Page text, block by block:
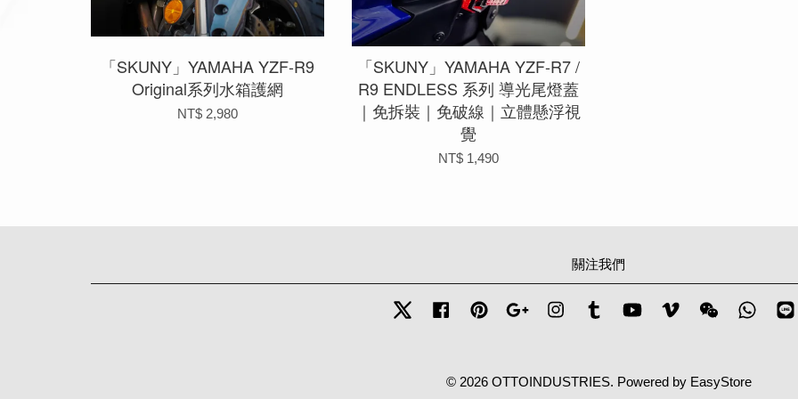
「SKUNY」YAMAHA YZF-R9
Original系列水箱護網
NT$ 2,980
「SKUNY」YAMAHA YZF-R7 /
R9 ENDLESS 系列 導光尾燈蓋
｜免拆裝｜免破線｜立體懸浮視
覺
NT$ 1,490
關注我們
Twitter FacebookPinterestGoogle InstagramTumblr YouTubeVimeo Wechat
© 2026 OTTOINDUSTRIES. Powered by EasyStore